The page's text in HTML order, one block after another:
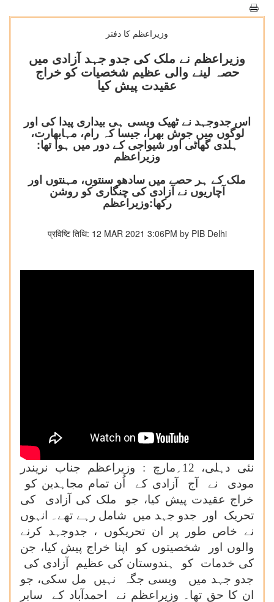
وزیراعظم کا دفتر
وزیراعظم نے ملک کی جدو جہد آزادی میں
حصہ لینے والی عظیم شخصیات کو خراج
عقیدت پیش کیا
اس جدوجہد نے ٹھیک ویسی ہی بیداری پیدا کی اور
لوگوں میں جوش بھرا، جیسا کہ رام، مہابھارت،
ہلدی گھاٹی اور شیواجی کے دور میں ہوا تھا:
وزیراعظم
ملک کے ہر حصے میں سادھو سنتوں، مہنتوں اور
آچاریوں نے آزادی کی چنگاری کو روشن
رکھا:وزیراعظم
प्रविष्टि तिथि: 12 MAR 2021 3:06PM by PIB Delhi
نئی دہلی، 12؍مارچ : وزیراعظم جناب نریندر
مودی نے آج آزادی کے اُن تمام مجاہدین کو
خراج عقیدت پیش کیا، جو ملک کی آزادی کی
تحریک اور جدو جہد میں شامل رہے تھے۔ انہوں
نے خاص طور پر ان تحریکوں ، جدوجہد کرنے
والوں اور شخصیتوں کو اپنا خراج پیش کیا، جن
کی خدمات کو ہندوستان کی عظیم آزادی کی
جدو جہد میں ویسی جگہ نہیں مل سکی، جو
ان کا حق تھا۔ وزیراعظم نے احمدآباد کے سابر